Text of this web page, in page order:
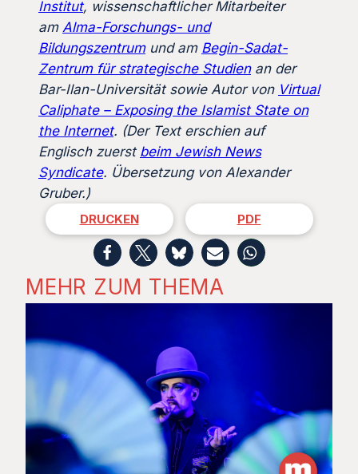
Institut, wissenschaftlicher Mitarbeiter
am Alma-Forschungs- und
Bildungszentrumund am Begin-Sadat-
Zentrum für strategische Studienan der
Bar-Ilan-Universität sowie Autor von Virtual
Caliphate – Exposing the Islamist State on
the Internet. (Der Text erschien auf
Englisch zuerst beim Jewish News
Syndicate. Übersetzung von Alexander
Gruber.)
DRUCKEN PDF
MEHR ZUM THEMA